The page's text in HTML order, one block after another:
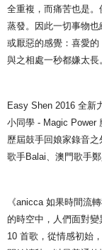
全重複，而痛苦也是
蒸發。因此一切事物
或厭惡的感覺：喜愛的
與之相處一秒都嫌太長
Easy Shen 2016 全新
小同學 - Magic Power
歷屆鼓手回娘家錄音
歌手Balai、澳門歌手
《anicca 如果時間流
的時空中，人們面對
10 首歌，從情感初始